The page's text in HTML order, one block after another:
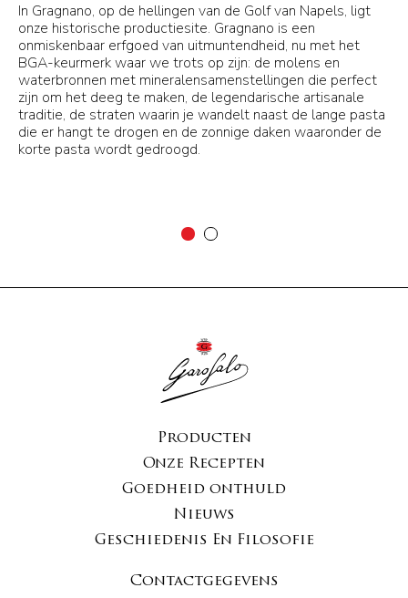
In Gragnano, op de hellingen van de Golf van Napels, ligt
onze historische productiesite. Gragnano is een
onmiskenbaar erfgoed van uitmuntendheid, nu met het
BGA-keurmerk waar we trots op zijn: de molens en
waterbronnen met mineralensamenstellingen die perfect
zijn om het deeg te maken, de legendarische artisanale
traditie, de straten waarin je wandelt naast de lange pasta
die er hangt te drogen en de zonnige daken waaronder de
korte pasta wordt gedroogd.
Producten
Onze Recepten
Goedheid onthuld
Nieuws
Geschiedenis En Filosofie
Contactgegevens